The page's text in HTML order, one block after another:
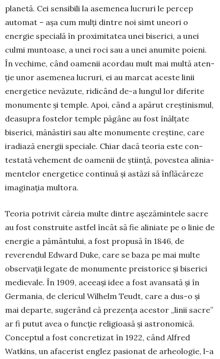
planetă. Cei sensibili la asemenea lucruri le percep
automat – așa cum mulți dintre noi simt uneori o
energie spe­cia­lă în pro­xi­mitatea unei biserici, a unei
culmi mun­toase, a unei roci sau a unei anumite po­­ieni.
În vechime, când oa­menii acor­dau mult mai multă aten­
ție unor ase­menea lu­cruri, ei au marcat aces­te linii
ener­getice nevăzute, ridi­când de-a lun­gul lor diferite
mo­nu­mente și tem­ple. Apoi, când a apărut creș­­tinismul,
dea­su­pra fostelor temple păgâne au fost înălțate
biserici, mă­năs­tiri sau alte mo­numente creș­tine, care
iradiază energii spe­ciale. Chiar dacă teoria este con­
testată vehe­ment de oamenii de știință, po­vestea alinia­
mentelor energetice continuă și astăzi să înflăcăreze
ima­ginația multora.
Teoria potrivit căreia multe dintre așeză­mintele sacre
au fost construite astfel încât să fie aliniate pe o linie de
energie a pământului, a fost propusă în 1846, de
reverendul Edward Duke, care se baza pe mai multe
observații legate de monumente preisto­rice și biserici
medievale. În 1909, aceeași idee a fost avansată și în
Ger­mania, de clericul Wil­helm Teudt, care a dus-o și
mai departe, su­gerând că pre­zența acestor „linii sa­cre”
ar fi putut a­vea o funcție reli­gioa­să și astro­no­mică.
Conceptul a fost concretizat în 1922, când Alfred
Watkins, un afa­cerist englez pa­sio­nat de arheo­logie, l-a